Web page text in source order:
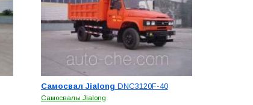
Самосвал Jialong DNC3120F-40
Самосвалы Jialong